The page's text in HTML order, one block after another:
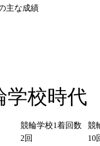
主な成績
学校時代
競輪学校1着回数
競
2回
10